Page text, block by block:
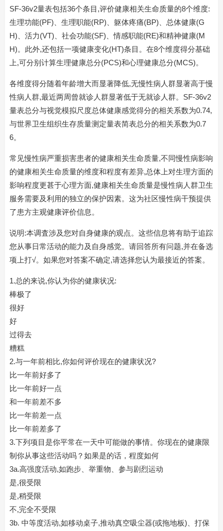
SF-36v2量表包括36个条目,评价健康相关生命质量的8个维度:
生理功能(PF)、生理职能(RP)、躯体疼痛(BP)、总体健康(G
H)、活力(VT)、社会功能(SF)、情感职能(RE)和精神健康(M
H)。此外,还包括一项健康变化(HT)条目。在8个维度得分基础
上,可分别计算生理健康总分(PCS)和心理健康总分(MCS)。
各维度得分随着年龄增大而显著降低,无慢性病人群显著高于慢
性病人群,最近两周曾就诊人群显著低于无就诊人群。SF-36v2
量表总分与视觉模拟尺度总体健康感觉得分的相关系数为0.74,
与世界卫生组织生存质量测定量表简表总分的相关系数为0.7
6。
常见慢性病严重损害患者的健康相关生命质量,不同慢性病影响
的健康相关生命质量的维度和程度有差异,总体上对生理方面的
影响程度更甚于心理方面,健康相关生命质量是慢性病人群卫生
服务需要及利用的独立的保护因素。这为社区慢性病干预提供
了患方主观健康评价信息。
说明:本调査涉及您对自身健康的观点。这些信息将有助于追踪
您从事日常活动的能力及自身感觉。请回答所有问题,并在备选
项上打√。如果您对答案不确定,请选择您认为最接近的答案。
1.总的来说,你认为你的健康状况:
棒极了
很好
好
过得去
糟糕
2.与一年前相比,你如何评价现在的健康状况?
比一年前好多了
比一年前好一点
和一年前差不多
比一年前差一点
比一年前差多了
3.下列项目是你平常在一天中可能做的事情。你现在的健康限
制你从事这些活动吗？如果是的话，程度如何
3a.高强度活动,如跑步、举重物、参与剧烈运动
是,很受限
是,稍受限
不,完全不受限
3b. 中等度活动,如移动桌子,推动真空吸尘器(或拖地板)、打保